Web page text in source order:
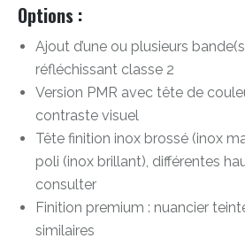
Options :
Ajout d’une ou plusieurs
réfléchissant classe 2
Version PMR avec tête de
contraste visuel
Tête finition inox brossé (inox
poli (inox brillant), différentes
consulter
Finition premium : nuancier
similaires